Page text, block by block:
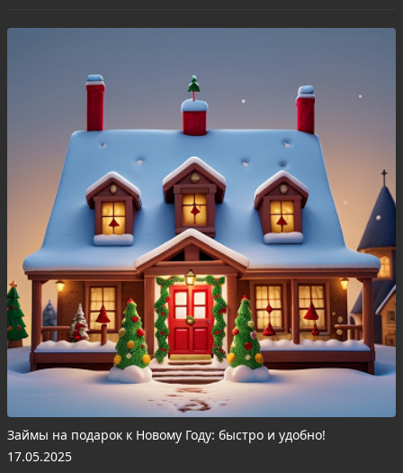
Займы на подарок к Новому Году: быстро и удобно!
17.05.2025